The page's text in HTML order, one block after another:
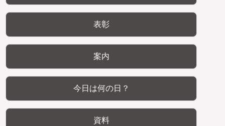
表彰
案内
今日は何の日？
資料